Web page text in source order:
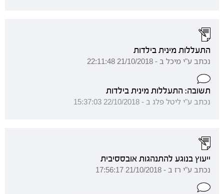
התעללות מינית בילדות
נכתב ע"י מיכל ב - 21/10/2018 22:11:48
תשובה: התעללות מינית בילדות
נכתב ע"י ליטל פלג ב - 22/10/2018 15:37:03
ייעוץ בנוגע להתנהגות אובססיבית
נכתב ע"י רז ב - 21/10/2018 17:56:17